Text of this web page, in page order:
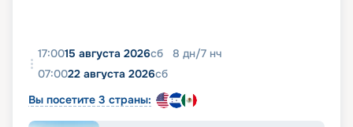
17:0015 августа 2026сб 8 дн/7 нч
07:0022 августа 2026сб
Вы посетите 3 страны: